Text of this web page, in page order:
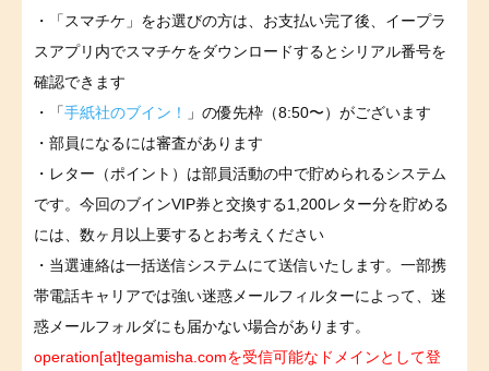
・「スマチケ」をお選びの方は、お支払い完了後、イープラ
スアプリ内でスマチケをダウンロードするとシリアル番号を
確認できます
・「手紙社のブイン！
」の優先枠（8:50〜）がございます
・部員になるには審査があります
・レター（ポイント）は部員活動の中で貯められるシステム
です。今回のブインVIP券と交換する1,200レター分を貯める
には、数ヶ月以上要するとお考えください
・当選連絡は一括送信システムにて送信いたします。一部携
帯電話キャリアでは強い迷惑メールフィルターによって、迷
惑メールフォルダにも届かない場合があります。
operation[at]tegamisha.comを受信可能なドメインとして登